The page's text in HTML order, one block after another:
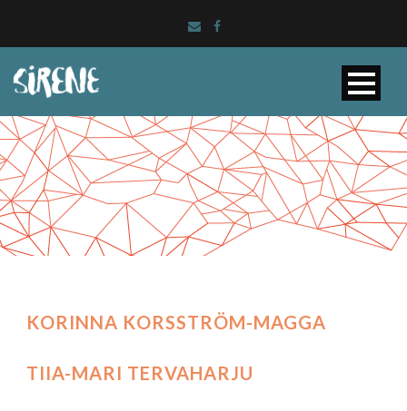
KORINNA KORSSTRÖM-MAGGA
TIIA-MARI TERVAHARJU